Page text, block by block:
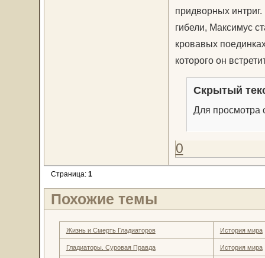
придворных
гибели, Максимус
кровавых
которого он
Скрытый
Для просмотра
0
Страница: 1
Похожие темы
Жизнь и Смерть Гладиаторов История мира
Гладиаторы. Суровая Правда История мира